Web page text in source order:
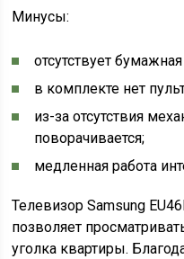
Минусы:
отсутствует
в комплекте нет
из-за отсутствия
поворачивается;
медленная работа
Телевизор Samsung
позволяет
уголка квартиры.